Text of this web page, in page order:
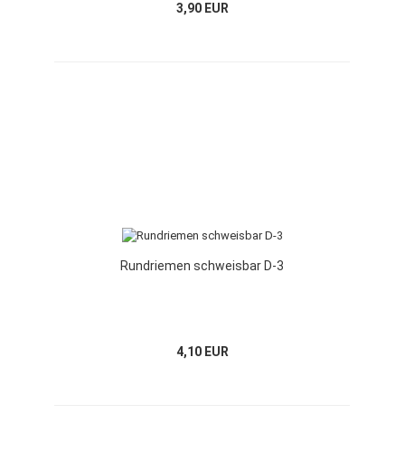
3,90 EUR
Rundriemen schweisbar D-3
4,10 EUR